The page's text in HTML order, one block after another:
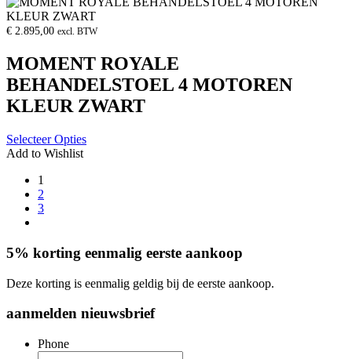
€ 2.895,00 excl. BTW
MOMENT ROYALE
BEHANDELSTOEL 4 MOTOREN
KLEUR ZWART
Selecteer Opties
Add to Wishlist
1
2
3
5% korting eenmalig eerste aankoop
Deze korting is eenmalig geldig bij de eerste aankoop.
aanmelden nieuwsbrief
Phone